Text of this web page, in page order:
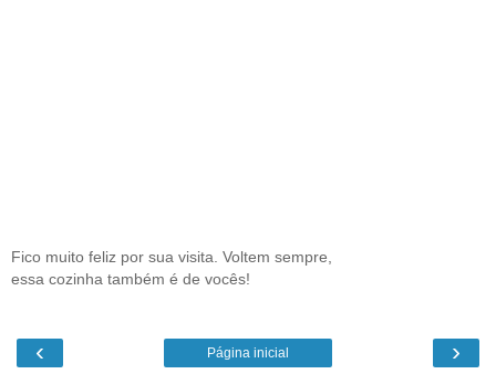
Fico muito feliz por sua visita. Voltem sempre,
essa cozinha também é de vocês!
‹ ›
Página inicial